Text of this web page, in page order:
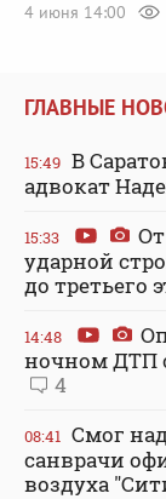
4 июня 14:00
ГЛАВНЫЕ
15:49 В
адвокат
15:33
ударной
до третьего
14:48
ночном ДТП
4
08:41 Смог
санврачи
воздуха